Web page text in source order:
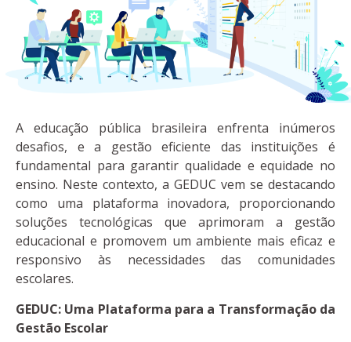
A educação pública brasileira enfrenta inúmeros
desafios, e a gestão eficiente das instituições é
fundamental para garantir qualidade e equidade no
ensino. Neste contexto, a GEDUC vem se destacando
como uma plataforma inovadora, proporcionando
soluções tecnológicas que aprimoram a gestão
educacional e promovem um ambiente mais eficaz e
responsivo às necessidades das comunidades
escolares.
GEDUC: Uma Plataforma para a Transformação da
Gestão Escolar